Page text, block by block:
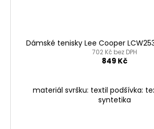
Dámské tenisky Lee Cooper
702 Kč bez DPH
849 Kč
materiál svršku: textil podšívka:
syntetika